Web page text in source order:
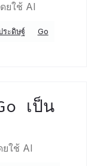
ยใช้ AI
ะดิษฐ์
Go
เป็น
ใช้ AI